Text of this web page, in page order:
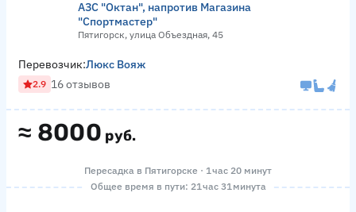
АЗС "Октан", напротив Магазина
"Спортмастер"
Пятигорск, улица Объездная, 45
≈ 8000 руб.
Перевозчик:Люкс Вояж
2.9 16 отзывов
Пересадка в Пятигорске · 1 час 20 минут
Общее время в пути: 21 час 31 минута